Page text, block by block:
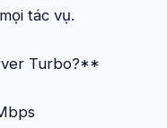
tác vụ.
Turbo?**